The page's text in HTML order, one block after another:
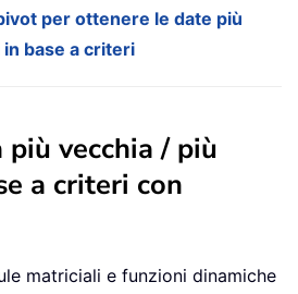
per ottenere le date più
base a criteri
vecchia / più
a criteri con
matriciali e funzioni dinamiche